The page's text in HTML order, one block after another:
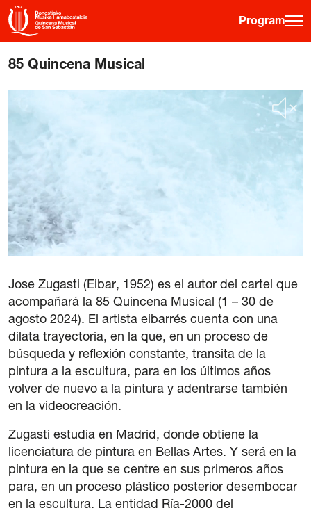
Program
ES · EU
Musical fortnight
Previous editions
Posters
Venues
42 International Course on Romantic Organ
The Green Fortnight
Friends
Contact
Newsletter
85 Quincena Musical
Jose Zugasti (Eibar, 1952) es el autor del cartel que
acompañará la 85 Quincena Musical (1 – 30 de
agosto 2024). El artista eibarrés cuenta con una
dilata trayectoria, en la que, en un proceso de
búsqueda y reflexión constante, transita de la
pintura a la escultura, para en los últimos años
volver de nuevo a la pintura y adentrarse también
en la videocreación.
Zugasti estudia en Madrid, donde obtiene la
licenciatura de pintura en Bellas Artes. Y será en la
pintura en la que se centre en sus primeros años
para, en un proceso plástico posterior desembocar
en la escultura. La entidad Ría-2000 del